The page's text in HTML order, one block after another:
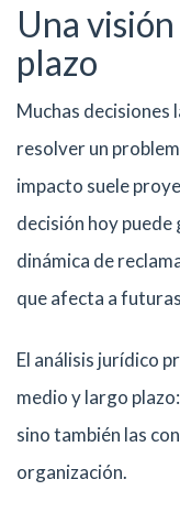
Una
plazo
Muchas decisiones
resolver un
impacto suele
decisión hoy
dinámica de
que afecta a
El análisis jurídico
medio y largo
sino también las
organización.